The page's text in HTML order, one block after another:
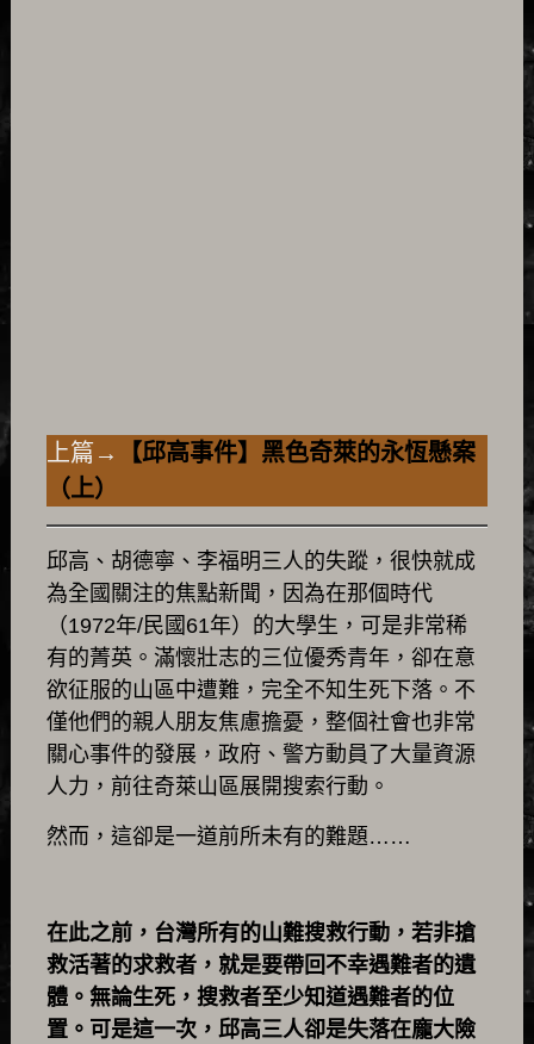
上篇→
【邱高事件】黑色奇萊的永恆懸案
（上）
邱高、胡德寧、李福明三人的失蹤，很快就成
為全國關注的焦點新聞，因為在那個時代
（1972年/民國61年）的大學生，可是非常稀
有的菁英。滿懷壯志的三位優秀青年，卻在意
欲征服的山區中遭難，完全不知生死下落。不
僅他們的親人朋友焦慮擔憂，整個社會也非常
關心事件的發展，政府、警方動員了大量資源
人力，前往奇萊山區展開搜索行動。
然而，這卻是一道前所未有的難題……
在此之前，台灣所有的山難搜救行動，若非搶
救活著的求救者，就是要帶回不幸遇難者的遺
體。無論生死，搜救者至少知道遇難者的位
置。可是這一次，邱高三人卻是失落在龐大險